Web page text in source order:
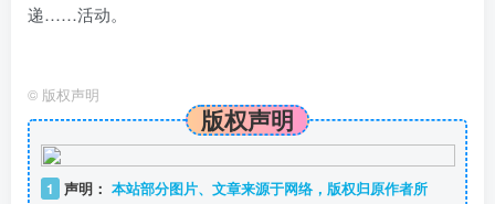
递……活动。
© 版权声明
版权声明
1 声明： 本站部分图片、文章来源于网络，版权归原作者所